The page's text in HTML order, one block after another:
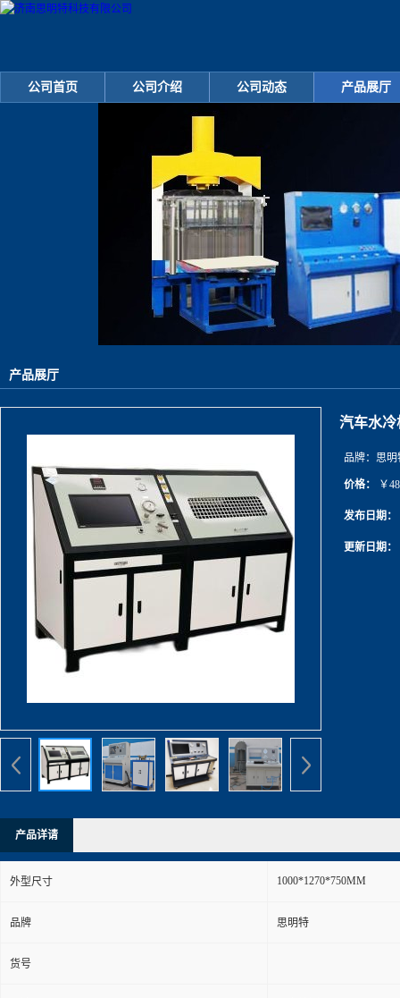
公司首页 公司介绍 公司动态 产品展厅
产品展厅
汽车水冷
品牌： 思明
价格： ￥
发布日期：
更新日期：
产品详请
外型尺寸 1000*1270*750MM
品牌 思明特
货号